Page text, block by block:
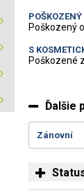
Poškozený
S
Poškozené
Ďalšie
Zánovní